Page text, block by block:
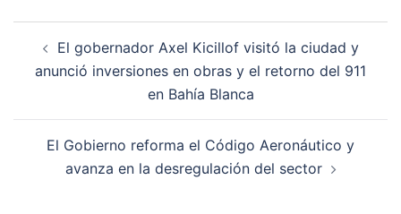
navigation
El gobernador Axel Kicillof visitó la ciudad y
anunció inversiones en obras y el retorno del 911
en Bahía Blanca
El Gobierno reforma el Código Aeronáutico y
avanza en la desregulación del sector